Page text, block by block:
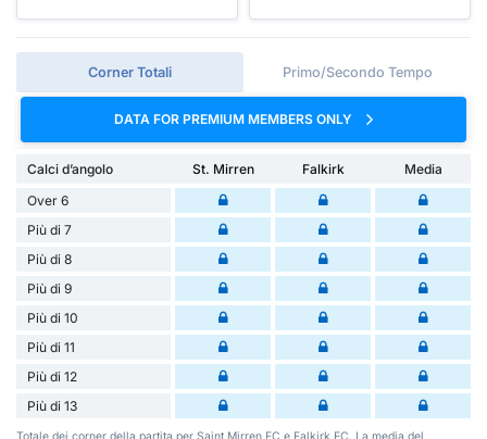
Corner Totali Primo/Secondo Tempo
DATA FOR PREMIUM MEMBERS ONLY
Calci d’angolo St. Mirren Falkirk
Media
Over 6
Più di 7
Più di 8
Più di 9
Più di 10
Più di 11
Più di 12
Più di 13